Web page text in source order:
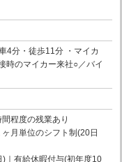
4分・徒歩11分 ・マイカ
時のマイカー来社○／バイ
程度の残業あり
月単位のシフト制(20日
｜有給休暇付与(初年度10